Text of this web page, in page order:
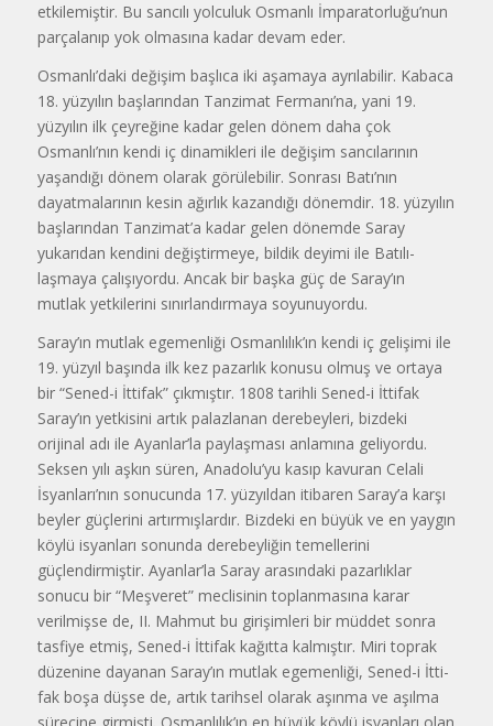
etkilemiştir. Bu sancılı yolculuk Osmanlı İmparatorluğu’nun
parçalanıp yok olmasına kadar devam eder.
Osmanlı’daki değişim başlıca iki aşa­maya ayrılabilir. Kabaca
18. yüzyılın başlarından Tanzimat Fermanı’na, yani 19.
yüzyılın ilk çeyreğine kadar gelen dönem daha çok
Osmanlı’nın kendi iç dinamikleri ile değişim sancılarının
yaşandığı dönem olarak görülebilir. Sonrası Batı’nın
dayatmalarının kesin ağırlık kazandığı dönemdir. 18. yüzyılın
başlarından Tanzimat’a kadar gelen dönemde Saray
yukarıdan kendini değiştirmeye, bildik deyimi ile Batılı­
laşmaya çalışıyordu. Ancak bir başka güç de Saray’ın
mutlak yetkilerini sınır­landırmaya soyunuyordu.
Saray’ın mutlak egemenliği Osmanlılık’ın kendi iç gelişimi ile
19. yüzyıl başın­da ilk kez pazarlık konusu olmuş ve ortaya
bir “Sened-i İttifak” çıkmıştır. 1808 tarihli Sened-i İttifak
Saray’ın yet­kisini artık palazlanan derebeyleri, bizdeki
orijinal adı ile Ayanlar’la paylaş­ması anlamına geliyordu.
Seksen yılı aşkın süren, Anadolu’yu kasıp kavuran Celali
İsyanları’nın sonucunda 17. yüzyıl­dan itibaren Saray’a karşı
beyler güçleri­ni artırmışlardır. Bizdeki en büyük ve en yaygın
köylü isyanları sonunda derebeyliğin temellerini
güçlendirmiştir. Ayanlar’la Saray arasındaki pazarlıklar
sonucu bir “Meşveret” meclisinin toplanmasına karar
verilmişse de, II. Mahmut bu girişimleri bir müddet sonra
tasfiye etmiş, Sened-i İttifak kağıtta kalmıştır. Miri toprak
düzenine dayanan Saray’ın mutlak egemenliği, Sened-i İtti­
fak boşa düşse de, artık tarihsel olarak aşınma ve aşılma